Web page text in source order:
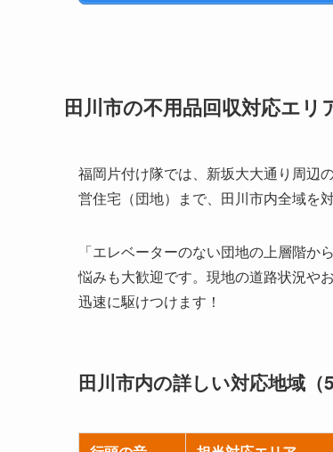
田川市の不用品回収対応エリ
福岡片付け隊では、新坂大大通り周辺
営住宅（団地）まで、田川市内全域を
「エレベーターのない団地の上層階
悩みも大歓迎です。現地の道路状況や
迅速に駆けつけます！
田川市内の詳しい対応地域（